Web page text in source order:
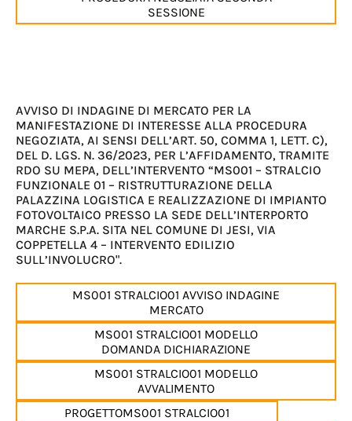
SESSIONE
AVVISO DI INDAGINE DI MERCATO PER LA
MANIFESTAZIONE DI INTERESSE ALLA PROCEDURA
NEGOZIATA, AI SENSI DELL’ART. 50, COMMA 1, LETT. C),
DEL D. LGS. N. 36/2023, PER L’AFFIDAMENTO, TRAMITE
RDO SU MEPA, DELL’INTERVENTO “MS001 – STRALCIO
FUNZIONALE 01 – RISTRUTTURAZIONE DELLA
PALAZZINA LOGISTICA E REALIZZAZIONE DI IMPIANTO
FOTOVOLTAICO PRESSO LA SEDE DELL’INTERPORTO
MARCHE S.P.A. SITA NEL COMUNE DI JESI, VIA
COPPETELLA 4 – INTERVENTO EDILIZIO
SULL’INVOLUCRO".
MS001 STRALCIO01 AVVISO INDAGINE
MERCATO
MS001 STRALCIO01 MODELLO
DOMANDA DICHIARAZIONE
MS001 STRALCIO01 MODELLO
AVVALIMENTO
PROGETTOMS001 STRALCIO01